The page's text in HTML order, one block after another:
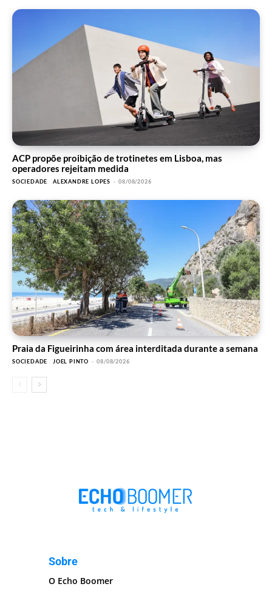
ACP propõe proibição de trotinetes em Lisboa, mas
operadores rejeitam medida
SOCIEDADE ALEXANDRE LOPES - 08/08/2026
Praia da Figueirinha com área interditada durante a semana
SOCIEDADE JOEL PINTO - 08/08/2026
Sobre
O Echo Boomer